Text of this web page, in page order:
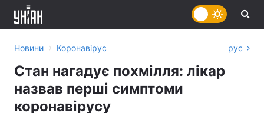
Новини › Коронавірус рус
Стан нагадує похмілля: лікар
назвав перші симптоми
коронавірусу